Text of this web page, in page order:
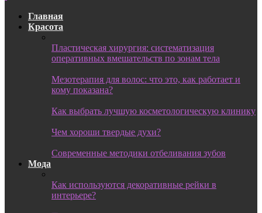
Главная
Красота
Пластическая хирургия: систематизация
оперативных вмешательств по зонам тела
Мезотерапия для волос: что это, как работает и
кому показана?
Как выбрать лучшую косметологическую клинику
Чем хороши твердые духи?
Современные методики отбеливания зубов
Мода
Как используются декоративные рейки в
интерьере?